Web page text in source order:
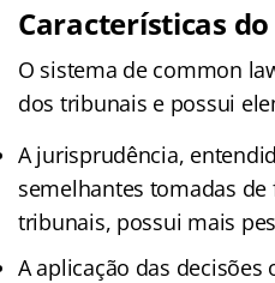
Características
O sistema de common
dos tribunais e possui
A jurisprudência,
semelhantes tomadas
tribunais, possui mais
A aplicação das decisões